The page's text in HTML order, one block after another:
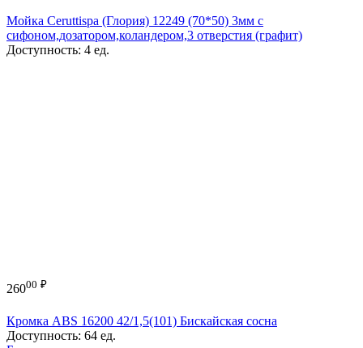
Мойка Ceruttispa (Глория) 12249 (70*50) 3мм с
сифоном,дозатором,коландером,3 отверстия (графит)
Доступность: 4 ед.
26000 ₽
Кромка ABS 16200 42/1,5(101) Бискайская сосна
Доступность: 64 ед.